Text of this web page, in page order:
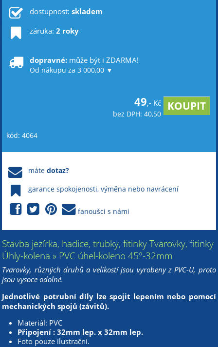
dostupnost: skladem
záruka: 2 roky
dopravné: může být i ZDARMA!
Od nákupu za 3 000,00 ▼
49,- Kč
bez DPH: 40,50
kód: 4064
mátedotaz?
garance spokojenosti, výměna nebo navrácení
fanoušci s námi
Stavba jezírka, hadice, trubky, fitinky Tvarovky, fitinky
Úhly-kolena » PVC úhel-koleno 45°-32mm
Tvarovky, různých druhů a velikostí jsou vyrobeny z PVC-U, proto
jsou vysoce odolné.
Jednotlivé potrubní díly lze spojit lepením nebo pomocí
mechanických spojů (závitů).
Materiál: PVC
Připojení : 32mm lep. x 32mm lep.
Foto pouze ilustrační.